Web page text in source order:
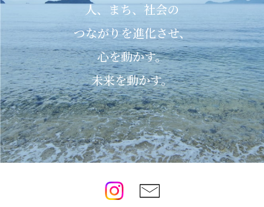
人、まち、社会の
つながりを進化させ、
心を動かす。
未来を動かす。